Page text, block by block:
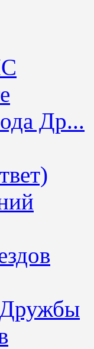
Др...